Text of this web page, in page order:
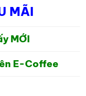
MÃI
MỚI
E-Coffee